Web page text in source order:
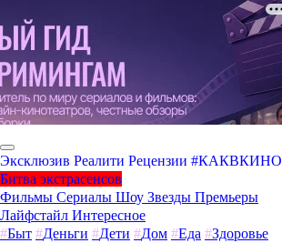
Эксклюзив Реалити Рецензии #КАКВКИНО
Битва экстрасенсов
Фильмы Сериалы Шоу Звезды Премьеры
Лайфстайл Интересное
#Быт #Деньги #Дети #Дом #Еда #Здоровье